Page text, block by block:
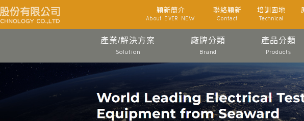
穎新簡介
About EVER NEW
聯絡穎新
Contact
培訓園地
Technical
產業/解決方案
Solution
廠牌分類
Brand
產品分類
Products